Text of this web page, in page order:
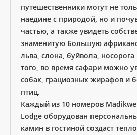
путешественники могут не
наедине с природой, но и
частью, а также увидеть
знаменитую Большую
льва, слона, буйвола,
того, во время сафари можно
собак, грациозных жирафов и
птиц.
Каждый из 10 номеров
Lodge оборудован
камин в гостиной создаст